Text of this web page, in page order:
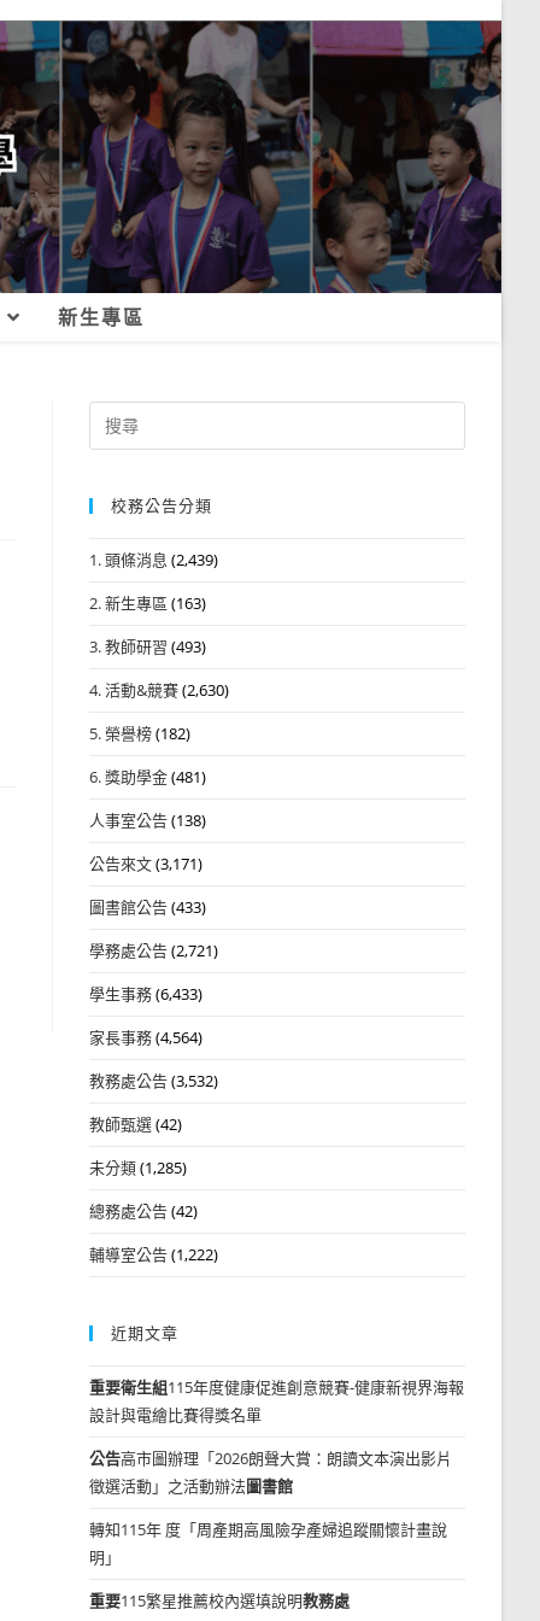
新生專區
Search
for:
校務公告分類
1. 頭條消息 (2,439)
2. 新生專區 (163)
3. 教師研習 (493)
4. 活動&競賽(2,630)
5. 榮譽榜(182)
6. 獎助學金(481)
人事室公告(138)
公告來文(3,171)
圖書館公告(433)
學務處公告(2,721)
學生事務(6,433)
家長事務(4,564)
教務處公告(3,532)
教師甄選(42)
未分類(1,285)
總務處公告(42)
輔導室公告(1,222)
近期文章
重要衛生組115年度健康促進創意競賽-健康新視界海報
設計與電繪比賽得獎名單
公告高市圖辦理「2026朗聲大賞：朗讀文本演出影片
徵選活動」之活動辦法圖書館
轉知115年 度「周產期高風險孕產婦追蹤關懷計畫說
明」
重要115繁星推薦校內選填說明教務處